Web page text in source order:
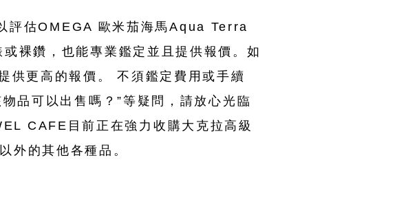
評估OMEGA 歐米茄海馬Aqua Terra
裸鑽，也能專業鑑定並且提供報價。如
供更高的報價。 不須鑑定費用或手續
品可以出售嗎？”等疑問，請放心光臨
CAFE目前正在強力收購大克拉高級
外的其他各種品。